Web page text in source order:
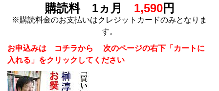
購読料 1ヵ月 1,590円
※購読料金のお支払いはクレジットカードのみとなりま
す。
お申込みは コチラから 次のページの右下「カートに
入れる」をクリックしてください